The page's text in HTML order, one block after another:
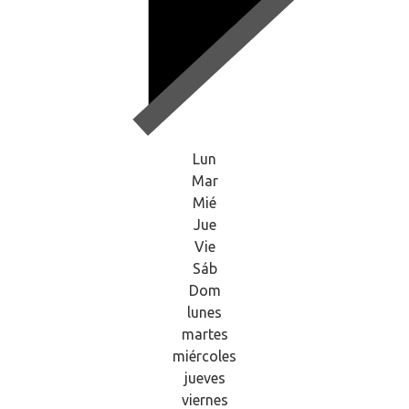
Lun
Mar
Mié
Jue
Vie
Sáb
Dom
lunes
martes
miércoles
jueves
viernes